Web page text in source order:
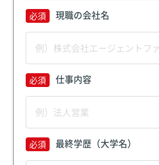
現職の会社名
仕事内容
最終学歴（大学名）